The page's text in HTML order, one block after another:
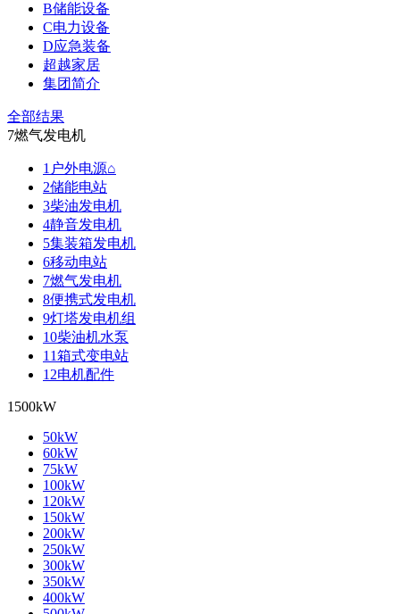
B储能设备
C电力设备
D应急装备
超越家居
集团简介
全部结果
7燃气发电机
1户外电源⌂
2储能电站
3柴油发电机
4静音发电机
5集装箱发电机
6移动电站
7燃气发电机
8便携式发电机
9灯塔发电机组
10柴油机水泵
11箱式变电站
12电机配件
1500kW
50kW
60kW
75kW
100kW
120kW
150kW
200kW
250kW
300kW
350kW
400kW